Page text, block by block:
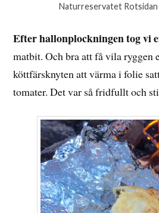
Naturreservatet
Efter hallonplockningen tog vi
matbit. Och bra att få vila ryggen
köttfärsknyten att värma i folie
tomater. Det var så fridfullt och